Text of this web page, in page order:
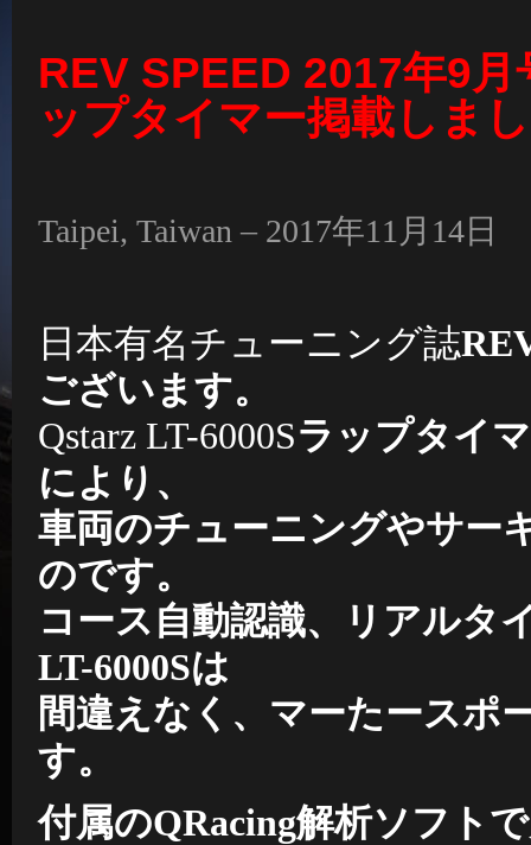
REV SPEED 2017年9
ップタイマー掲載しま
Taipei, Taiwan – 2017年11月14日
日本有名チューニング誌
ございます。
Qstarz LT-6000Sラップタイ
により、
車両のチューニングやサー
のです。
コース自動認識、リアルタ
LT-6000Sは
間違えなく、マーたースポ
す。
付属のQRacing解析ソフト